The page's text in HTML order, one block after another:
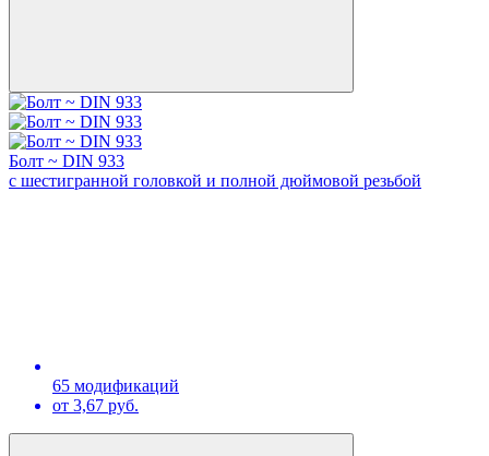
Болт ~ DIN 933
с шестигранной головкой и полной дюймовой резьбой
65 модификаций
от 3,67 руб.